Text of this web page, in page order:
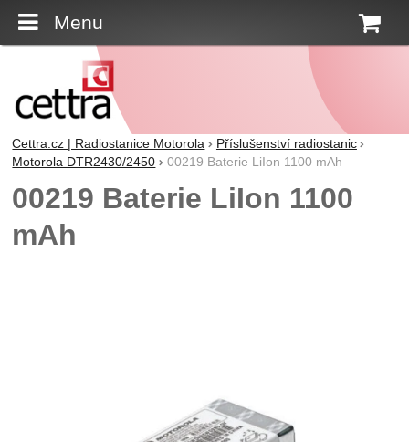
Menu
Cettra.cz | Radiostanice Motorola
Příslušenství radiostanic
Motorola DTR2430/2450
00219 Baterie LiIon 1100 mAh
00219 Baterie LiIon 1100
mAh